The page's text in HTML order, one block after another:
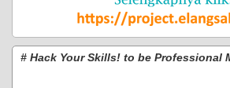
# Hack Your Skills! to be Professional